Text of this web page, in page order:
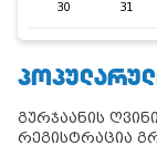
30
31
გურჯაანის
რეგისტრაცია